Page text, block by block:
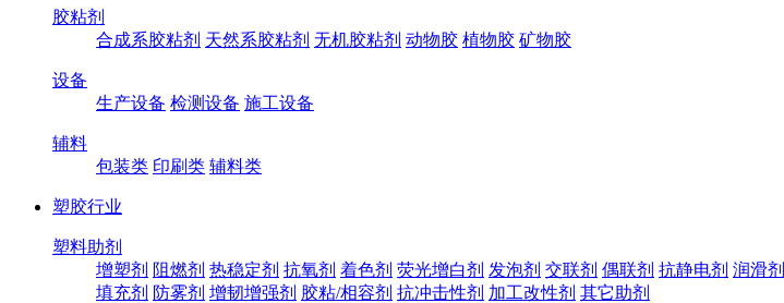
胶粘剂
合成系胶粘剂 天然系胶粘剂 无机胶粘剂 动物胶 植物胶 矿物胶
设备
生产设备 检测设备 施工设备
辅料
包装类 印刷类 辅料类
塑胶行业
塑料助剂
增塑剂 阻燃剂 热稳定剂 抗氧剂 着色剂 荧光增白剂 发泡剂 交联剂 偶联剂 抗静电剂 润滑剂
填充剂 防雾剂 增韧增强剂 胶粘/相容剂 抗冲击性剂 加工改性剂 其它助剂